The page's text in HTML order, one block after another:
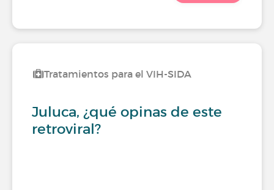
Tratamientos para el VIH-SIDA
Juluca, ¿qué opinas de este
retroviral?